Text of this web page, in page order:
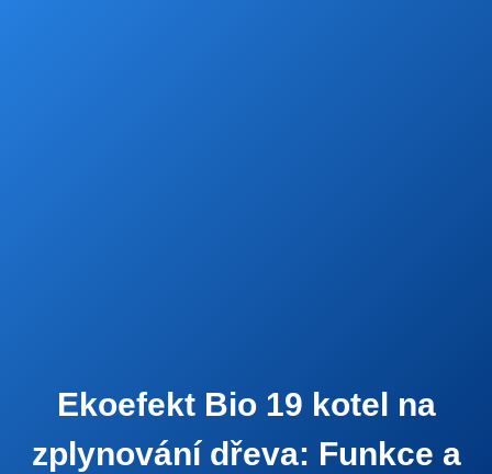
Ekoefekt Bio 19 kotel na
zplynování dřeva: Funkce a